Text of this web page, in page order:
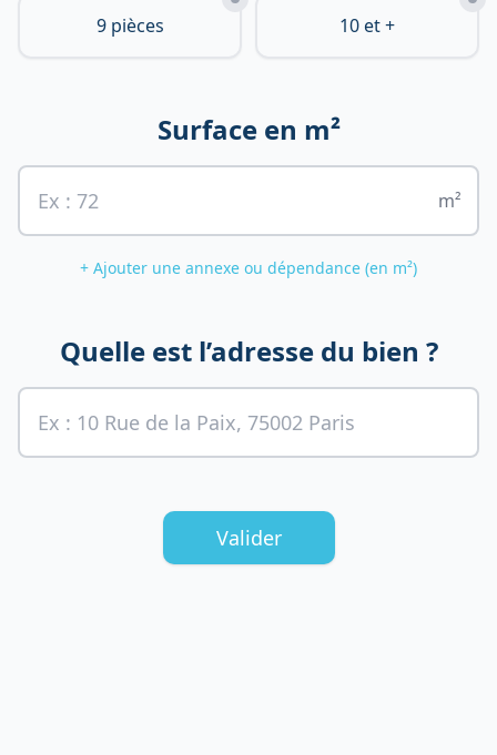
9 pièces 10 et +
Surface en m²
m²
+ Ajouter une annexe ou dépendance (en m²)
Quelle est l’adresse du bien ?
Valider